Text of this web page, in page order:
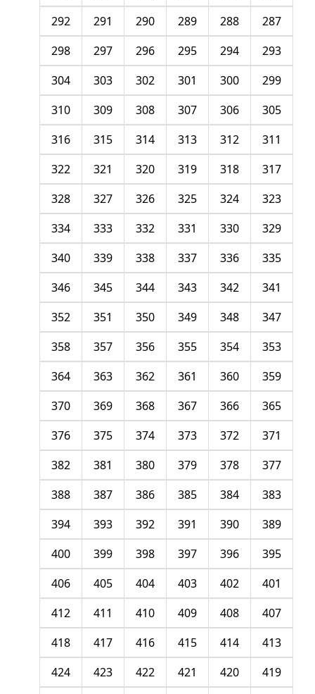
287
288
289
290
291
292
293
294
295
296
297
298
299
300
301
302
303
304
305
306
307
308
309
310
311
312
313
314
315
316
317
318
319
320
321
322
323
324
325
326
327
328
329
330
331
332
333
334
335
336
337
338
339
340
341
342
343
344
345
346
347
348
349
350
351
352
353
354
355
356
357
358
359
360
361
362
363
364
365
366
367
368
369
370
371
372
373
374
375
376
377
378
379
380
381
382
383
384
385
386
387
388
389
390
391
392
393
394
395
396
397
398
399
400
401
402
403
404
405
406
407
408
409
410
411
412
413
414
415
416
417
418
419
420
421
422
423
424